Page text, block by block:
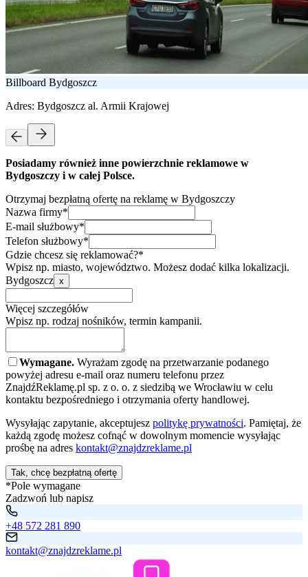
Billboard Bydgoszcz
Adres: Bydgoszcz al. Armii Krajowej
Posiadamy również inne powierzchnie reklamowe w
Bydgoszczy i w całej Polsce.
Otrzymaj bezpłatną ofertę na reklamę w Bydgoszczy
Nazwa firmy*
E-mail służbowy*
Telefon służbowy*
Gdzie chcesz się reklamować?*
Wpisz np. miasto, województwo. Możesz dodać kilka lokalizacji.
Bydgoszcz x
Więcej szczegółów
Wpisz np. rodzaj nośników, termin kampanii.
Wymagane. Wyrażam zgodę na przetwarzanie podanego
powyżej adresu e-mail oraz numeru telefonu przez
ZnajdźReklamę.pl sp. z o. o. z siedzibą we Wrocławiu w celu
kontaktu bezpośredniego i otrzymania oferty handlowej.
Wysyłając zapytanie, akceptujesz politykę prywatności. Pamiętaj, że
każdą zgodę możesz cofnąć w dowolnym momencie wysyłając
prośbę na adres kontakt@znajdzreklame.pl
Tak, chcę bezpłatną ofertę
*Pole wymagane
Zadzwoń lub napisz
+48 572 281 890
kontakt@znajdzreklame.pl